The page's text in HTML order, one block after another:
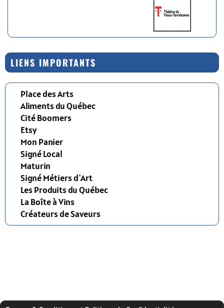
LIENS IMPORTANTS
Place des Arts
Aliments du Québec
Cité Boomers
Etsy
Mon Panier
Signé Local
Maturin
Signé Métiers d'Art
Les Produits du Québec
La Boîte à Vins
Créateurs de Saveurs